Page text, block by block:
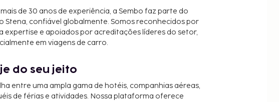
de 30 anos de experiência, a Sembo faz parte do
Stena, confiável globalmente. Somos reconhecidos por
expertise e apoiados por acreditações líderes do setor,
em viagens de carro.
do seu jeito
entre uma ampla gama de hotéis, companhias aéreas,
de férias e atividades. Nossa plataforma oferece